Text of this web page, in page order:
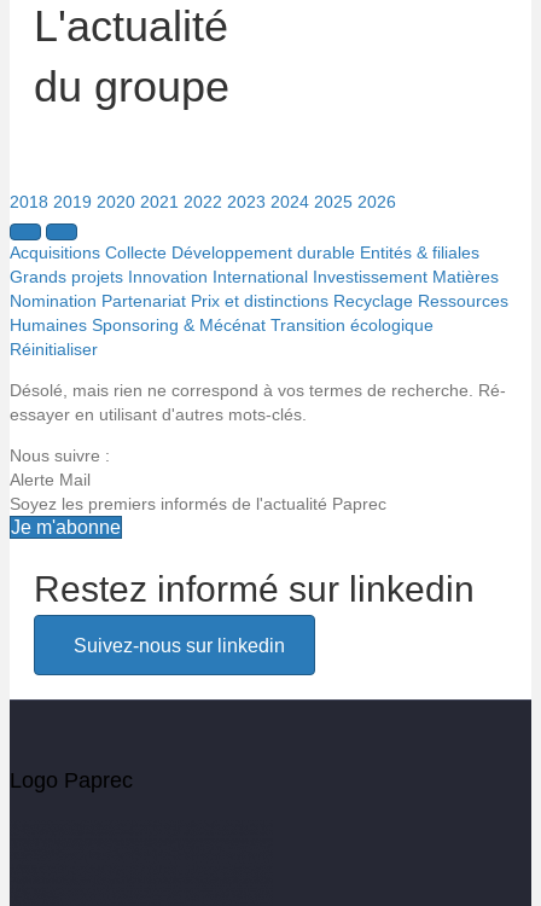
L'actualité
du groupe
2018 2019 2020 2021 2022 2023 2024 2025 2026
Acquisitions Collecte Développement durable Entités & filiales
Grands projets Innovation International Investissement Matières
Nomination Partenariat Prix et distinctions Recyclage Ressources
Humaines Sponsoring & Mécénat Transition écologique
Réinitialiser
Désolé, mais rien ne correspond à vos termes de recherche. Ré-
essayer en utilisant d'autres mots-clés.
Nous suivre :
Alerte Mail
Soyez les premiers informés de l'actualité Paprec
Je m'abonne
Alerte email
Votre email
Restez informé sur linkedin
Suivez-nous sur linkedin
Logo Paprec